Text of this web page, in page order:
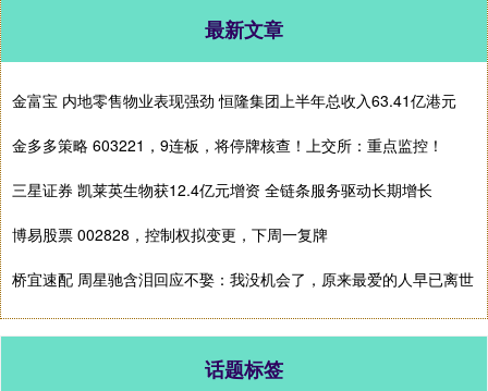
最新文章
金富宝 内地零售物业表现强劲 恒隆集团上半年总收入63.41亿港元
金多多策略 603221，9连板，将停牌核查！上交所：重点监控！
三星证券 凯莱英生物获12.4亿元增资 全链条服务驱动长期增长
博易股票 002828，控制权拟变更，下周一复牌
桥宜速配 周星驰含泪回应不娶：我没机会了，原来最爱的人早已离世
话题标签